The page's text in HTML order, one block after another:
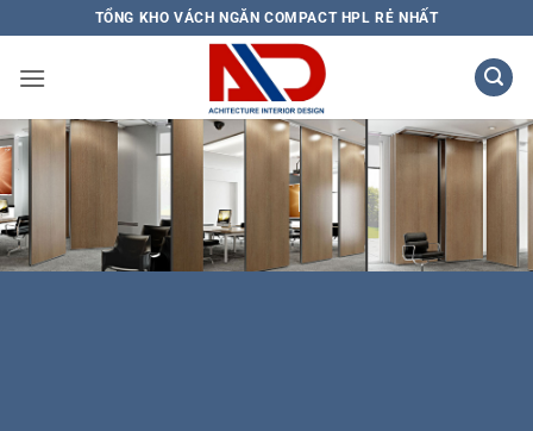
qua
nội
TỔNG KHO VÁCH NGĂN COMPACT HPL RẺ NHẤT